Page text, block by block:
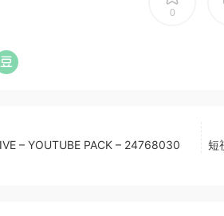
0
– YOUTUBE PACK – 24768030
短